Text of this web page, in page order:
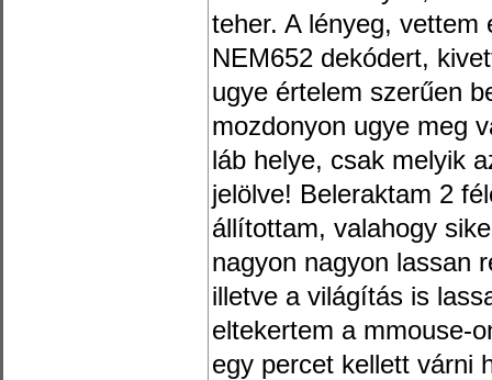
teher. A lényeg, vettem
NEM652 dekódert,
ugye értelem szerűen
mozdonyon ugye meg
láb helye, csak melyik
jelölve! Beleraktam 2
állítottam, valahogy
nagyon nagyon lassan
illetve a világítás is
eltekertem a mmouse-
egy percet kellett várni